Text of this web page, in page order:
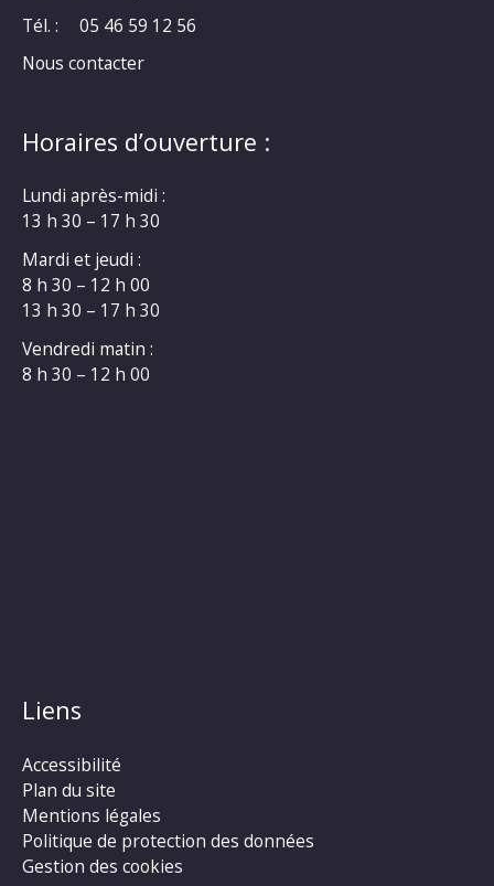
Tél. :
05 46 59 12 56
Nous contacter
Horaires d’ouverture :
Lundi après-midi :
13 h 30 – 17 h 30
Mardi et jeudi :
8 h 30 – 12 h 00
13 h 30 – 17 h 30
Vendredi matin :
8 h 30 – 12 h 00
Liens
Accessibilité
Plan du site
Mentions légales
Politique de protection des données
Gestion des cookies